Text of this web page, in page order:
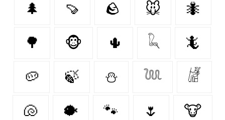
🌲 🍠 🪨 🐭 🐜
🌳 🐵 🌵 𓆗 🦎
🥔 🍃 ⛄ 𓆙 𓁈
🐚 🐡 🐾 🌷 🐮